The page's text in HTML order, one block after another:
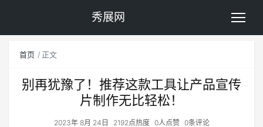
秀展网
首页 正文
别再犹豫了！推荐这款工具让产品宣传
片制作无比轻松！
2023年 8月 24日 2192点热度 0人点赞 0条评论